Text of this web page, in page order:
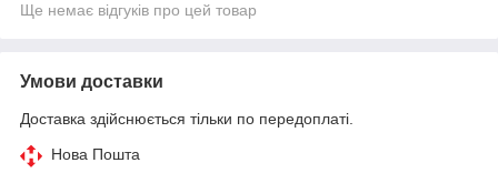
Ще немає відгуків про цей товар
Умови доставки
Доставка здійснюється тільки по передоплаті.
Нова Пошта